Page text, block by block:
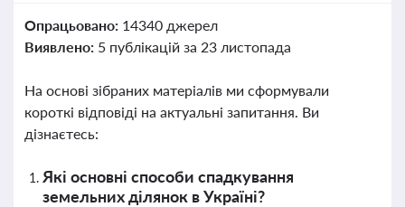
Опрацьовано: 14340 джерел
Виявлено: 5 публікацій за 23 листопада
На основі зібраних матеріалів ми сформували
короткі відповіді на актуальні запитання. Ви
дізнаєтесь:
Які основні способи спадкування
земельних ділянок в Україні?